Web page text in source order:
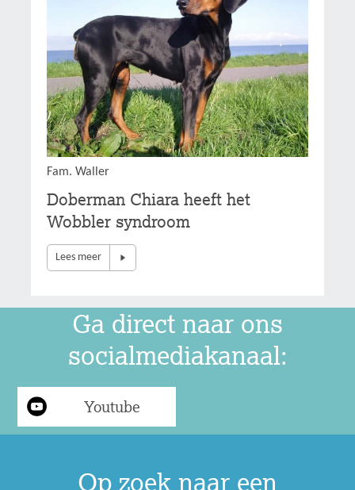
Fam. Waller
Doberman Chiara heeft het
Wobbler syndroom
Lees meer
Ga direct naar ons
socialmediakanaal:
Youtube
Op zoek naar een